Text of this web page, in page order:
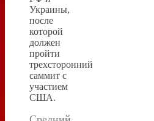
Украины,
после
которой
должен
пройти
трехсторонний
саммит с
участием
США.